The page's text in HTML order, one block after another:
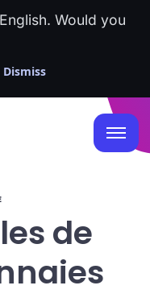
Would you
Dismiss
de